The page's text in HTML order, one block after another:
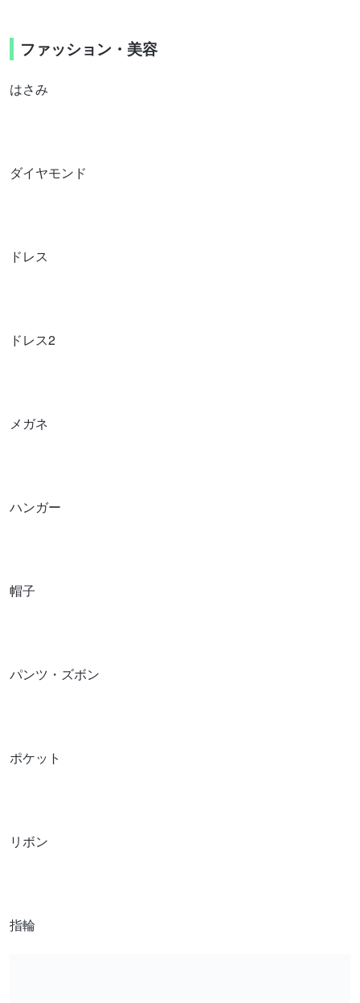
ファッション・美容
はさみ
ダイヤモンド
ドレス
ドレス2
メガネ
ハンガー
帽子
パンツ・ズボン
ポケット
リボン
指輪